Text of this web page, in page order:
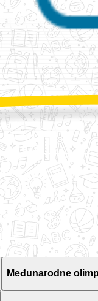
Međunarodne